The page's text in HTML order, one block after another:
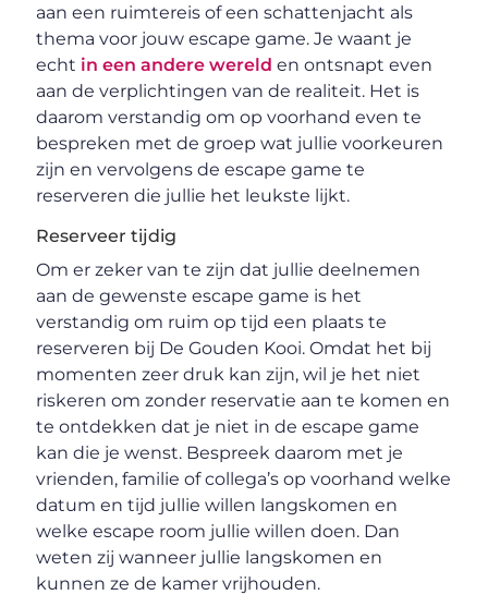
aan een ruimtereis of een schattenjacht als
thema voor jouw escape game. Je waant je
echt in een andere wereld en ontsnapt even
aan de verplichtingen van de realiteit. Het is
daarom verstandig om op voorhand even te
bespreken met de groep wat jullie voorkeuren
zijn en vervolgens de escape game te
reserveren die jullie het leukste lijkt.
Reserveer tijdig
Om er zeker van te zijn dat jullie deelnemen
aan de gewenste escape game is het
verstandig om ruim op tijd een plaats te
reserveren bij De Gouden Kooi. Omdat het bij
momenten zeer druk kan zijn, wil je het niet
riskeren om zonder reservatie aan te komen en
te ontdekken dat je niet in de escape game
kan die je wenst. Bespreek daarom met je
vrienden, familie of collega’s op voorhand welke
datum en tijd jullie willen langskomen en
welke escape room jullie willen doen. Dan
weten zij wanneer jullie langskomen en
kunnen ze de kamer vrijhouden.